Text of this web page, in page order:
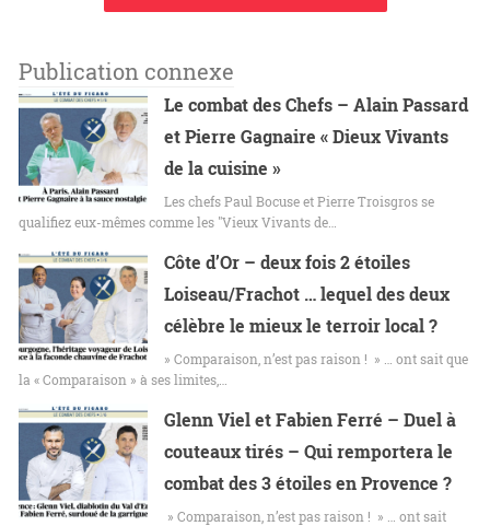
Publication connexe
Le combat des Chefs – Alain Passard
et Pierre Gagnaire « Dieux Vivants
de la cuisine »
Les chefs Paul Bocuse et Pierre Troisgros se
qualifiez eux-mêmes comme les "Vieux Vivants de…
Côte d’Or – deux fois 2 étoiles
Loiseau/Frachot … lequel des deux
célèbre le mieux le terroir local ?
» Comparaison, n’est pas raison ! » … ont sait que
la « Comparaison » à ses limites,…
Glenn Viel et Fabien Ferré – Duel à
couteaux tirés – Qui remportera le
combat des 3 étoiles en Provence ?
» Comparaison, n’est pas raison ! » … ont sait